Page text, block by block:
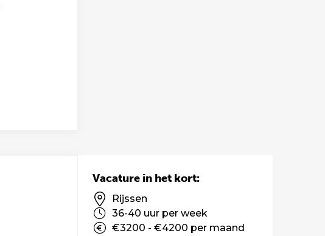
Vacature in het kort:
Rijssen
36-40 uur per week
€3200 - €4200 per maand